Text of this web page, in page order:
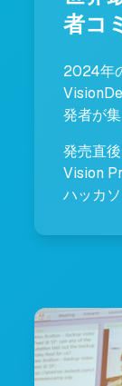
者コ
2024年
発者が集
発売直
Vision
ハッカ